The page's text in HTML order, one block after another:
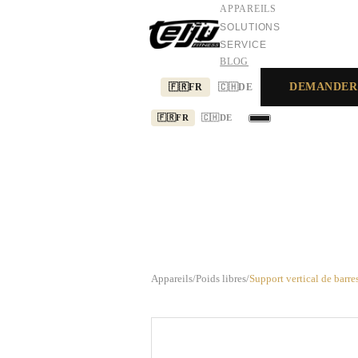
APPAREILS
SOLUTIONS
SERVICE
BLOG
🇫🇷FR 🇨🇭DE
🇫🇷FR 🇨🇭 DE
Appareils/Poids libres/Support vertical de